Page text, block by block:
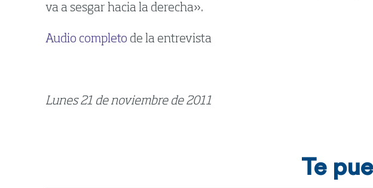
va a sesgar hacia la derecha».
Audio completo de la entrevista
Lunes 21 de noviembre de 2011
Te